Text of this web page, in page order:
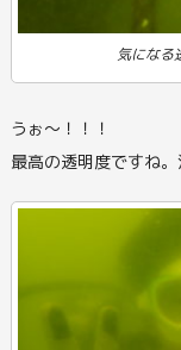
気になる
うぉ～！！！
最高の透明度ですね